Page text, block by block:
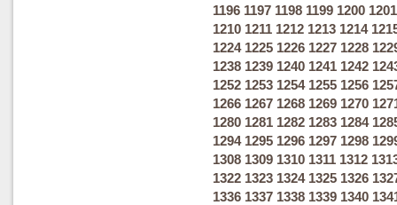
1196 1197 1198 1199 1200 1201
1210 1211 1212 1213 1214
1224 1225 1226 1227 1228
1238 1239 1240 1241 1242
1252 1253 1254 1255 1256
1266 1267 1268 1269 1270
1280 1281 1282 1283 1284
1294 1295 1296 1297 1298
1308 1309 1310 1311 1312
1322 1323 1324 1325 1326
1336 1337 1338 1339 1340